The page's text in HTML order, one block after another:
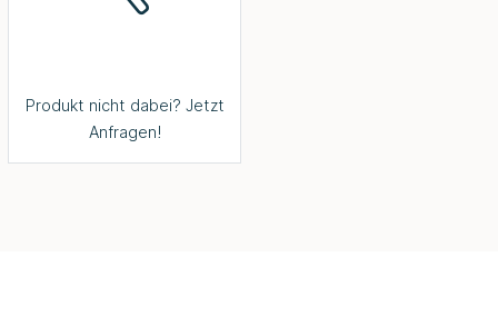
Produkt nicht dabei? Jetzt
Anfragen!